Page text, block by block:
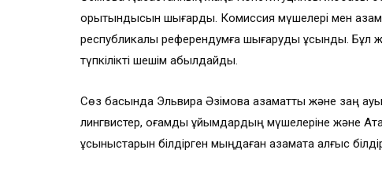
қорытындысын шығарды. Комиссия мүшелері мен
республикалық референдумға шығаруды ұсынды.
түпкілікті шешім қабылдайды.
Сөз басында Эльвира Әзімова азаматтық және заң
лингвистер, қоғамдық ұйымдардың мүшелеріне және
ұсыныстарын білдірген мыңдаған азаматқа алғыс